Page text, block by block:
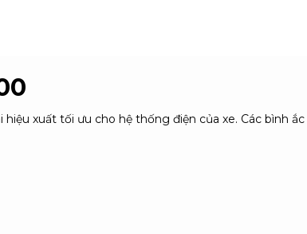
hiệu xuất tối ưu cho hệ thống điện của xe. Các bình